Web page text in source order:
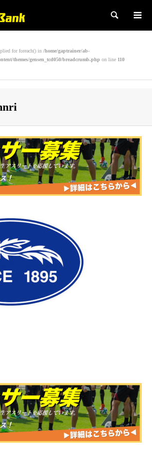
検索
for foreach() in /home/gaptrainer/ab-
themes/gensen_tcd050/breadcrumb.php on line 110